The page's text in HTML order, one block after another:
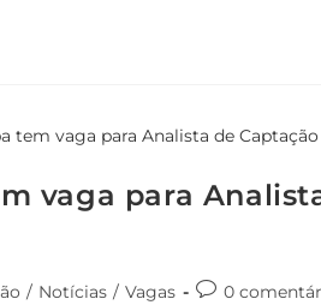
vaga para
/ Notícias / Vagas 0